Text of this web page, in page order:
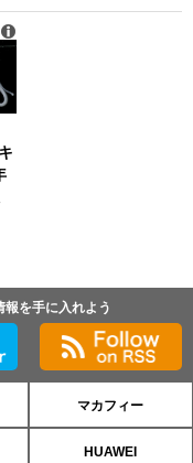
を手に入れよう
マカフィー
HUAWEI